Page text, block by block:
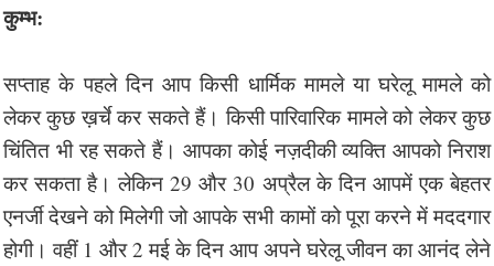
कुम्भ:
सप्ताह के पहले दिन आप किसी धार्मिक मामले या घरेलू मामले को
लेकर कुछ ख़र्चे कर सकते हैं। किसी पारिवारिक मामले को लेकर कुछ
चिंतित भी रह सकते हैं। आपका कोई नज़दीकी व्यक्ति आपको निराश
कर सकता है। लेकिन 29 और 30 अप्रैल के दिन आपमें एक बेहतर
एनर्जी देखने को मिलेगी जो आपके सभी कामों को पूरा करने में मददगार
होगी। वहीं 1 और 2 मई के दिन आप अपने घरेलू जीवन का आनंद लेने